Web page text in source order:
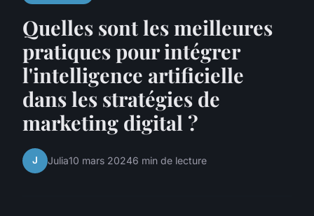
Quelles sont les meilleures
pratiques pour intégrer
l'intelligence artificielle
dans les stratégies de
marketing digital ?
J Julia10 mars 20246 min de lecture